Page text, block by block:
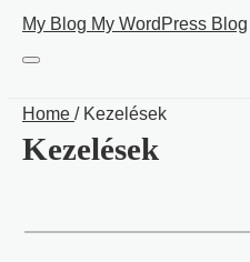
Skip
My Blog My WordPress Blog
Home / Kezelések
Kezelések